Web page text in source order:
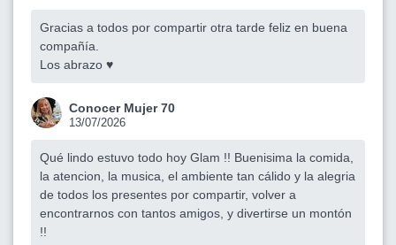
Gracias a todos por compartir otra tarde feliz en buena
compañía.
Los abrazo ♥️
Conocer Mujer 70
13/07/2026
Qué lindo estuvo todo hoy Glam !! Buenisima la comida,
la atencion, la musica, el ambiente tan cálido y la alegria
de todos los presentes por compartir, volver a
encontrarnos con tantos amigos, y divertirse un montón
!!